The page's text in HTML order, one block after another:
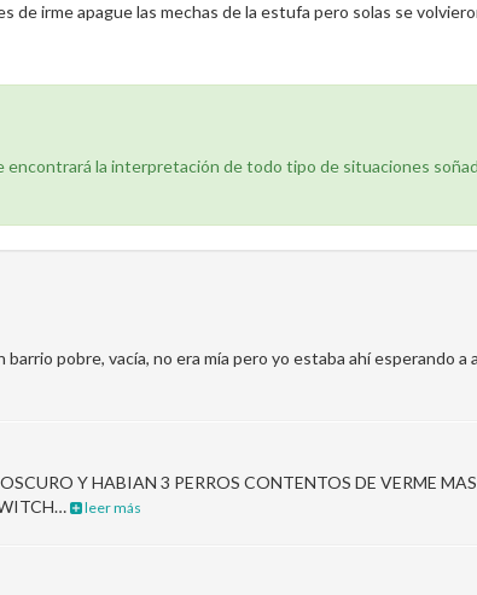
de irme apague las mechas de la estufa pero solas se
la interpretación de todo tipo de situaciones
barrio pobre, vacía, no era mía pero yo estaba ahí esperando
Y HABIAN 3 PERROS CONTENTOS DE VERME
leer más